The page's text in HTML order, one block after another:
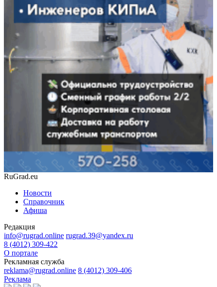
RuGrad.eu
Новости
Справочник
Афиша
Редакция
info@rugrad.online rugrad.39@yandex.ru
8 (4012) 309-422
О портале
Рекламная служба
reklama@rugrad.online 8 (4012) 309-406
Реклама